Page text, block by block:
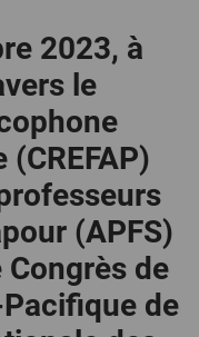
2023, à
le
(APFS)
de
de